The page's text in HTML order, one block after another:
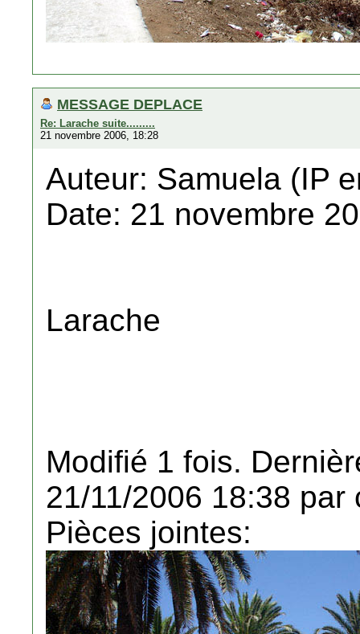
MESSAGE DEPLACE
Re: Larache suite.........
21 novembre 2006, 18:28
Auteur: Samuela (IP
Date: 21 novembre
Larache
Modifié 1 fois.
21/11/2006 18:38 par
Pièces jointes: